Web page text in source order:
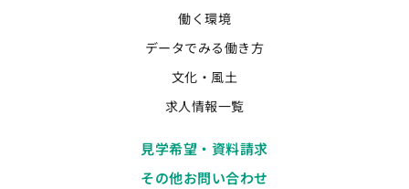
働く環境
データでみる働き方
文化・風土
求人情報一覧
見学希望・資料請求
その他お問い合わせ